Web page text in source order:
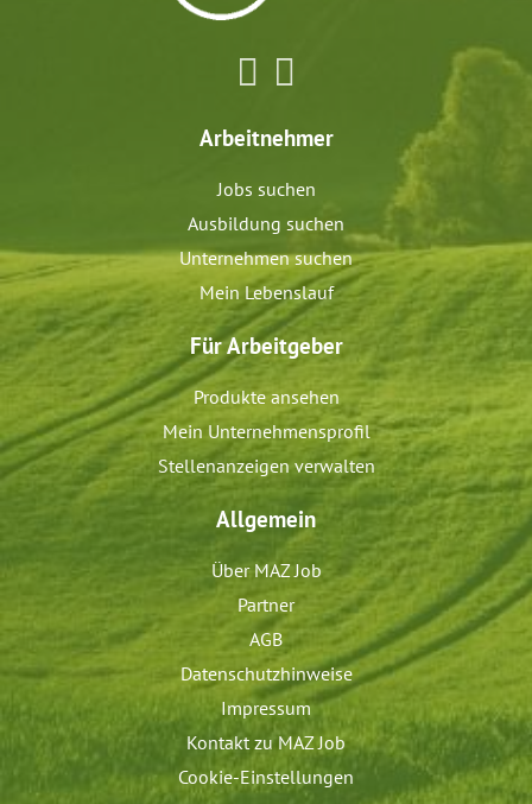
Arbeitnehmer
Jobs suchen
Ausbildung suchen
Unternehmen suchen
Mein Lebenslauf
Für Arbeitgeber
Produkte ansehen
Mein Unternehmensprofil
Stellenanzeigen verwalten
Allgemein
Über MAZ Job
Partner
AGB
Datenschutzhinweise
Impressum
Kontakt zu MAZ Job
Cookie-Einstellungen